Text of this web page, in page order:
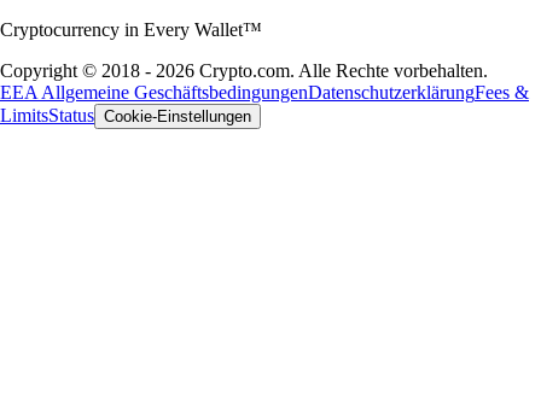
Cryptocurrency in Every Wallet™
Copyright © 2018 - 2026 Crypto.com. Alle Rechte vorbehalten.
EEA Allgemeine GeschäftsbedingungenDatenschutzerklärungFees &
LimitsStatus Cookie-Einstellungen